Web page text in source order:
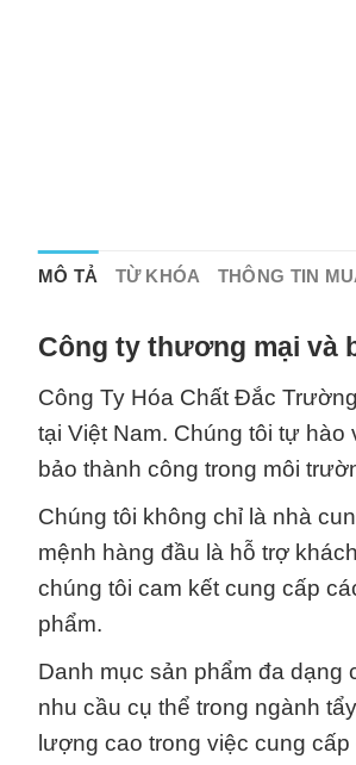
MÔ TẢ TỪ KHÓA THÔNG TIN
Công ty thương mại và
Công Ty Hóa Chất Đắc
tại Việt Nam. Chúng tôi tự
bảo thành công trong môi
Chúng tôi không chỉ là nhà
mệnh hàng đầu là hỗ trợ
chúng tôi cam kết cung cấp
phẩm.
Danh mục sản phẩm đa dạng
nhu cầu cụ thể trong ngành
lượng cao trong việc cung